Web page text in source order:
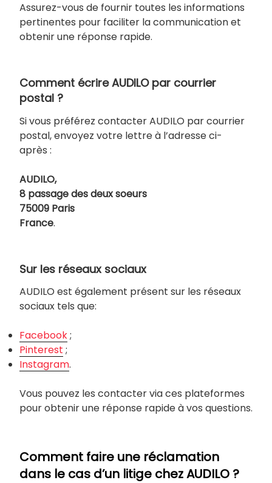
Assurez-vous de fournir toutes les informations
pertinentes pour faciliter la communication et
obtenir une réponse rapide.
Comment écrire AUDILO par courrier
postal ?
Si vous préférez contacter AUDILO par courrier
postal, envoyez votre lettre à l’adresse ci-
après :
AUDILO,
8 passage des deux soeurs
75009 Paris
France.
Sur les réseaux sociaux
AUDILO est également présent sur les réseaux
sociaux tels que:
Facebook;
Pinterest ;
Instagram.
Vous pouvez les contacter via ces plateformes
pour obtenir une réponse rapide à vos questions.
Comment faire une réclamation
dans le cas d’un litige chez AUDILO ?